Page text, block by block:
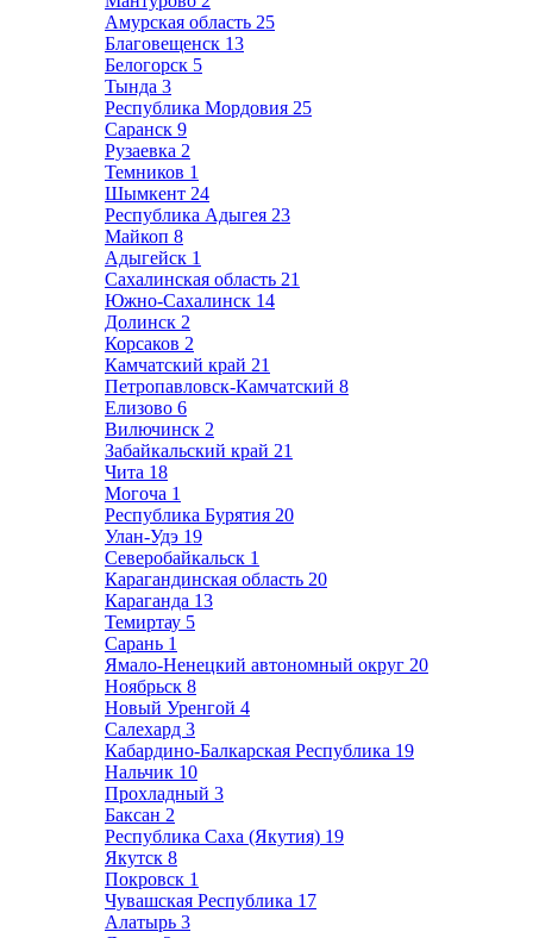
Амурская область 25
Благовещенск 13
Белогорск 5
Тында 3
Республика Мордовия 25
Саранск 9
Рузаевка 2
Темников 1
Шымкент 24
Республика Адыгея 23
Майкоп 8
Адыгейск 1
Сахалинская область 21
Южно-Сахалинск 14
Долинск 2
Корсаков 2
Камчатский край 21
Петропавловск-Камчатский 8
Елизово 6
Вилючинск 2
Забайкальский край 21
Чита 18
Могоча 1
Республика Бурятия 20
Улан-Удэ 19
Северобайкальск 1
Карагандинская область 20
Караганда 13
Темиртау 5
Сарань 1
Ямало-Ненецкий автономный округ 20
Ноябрьск 8
Новый Уренгой 4
Салехард 3
Кабардино-Балкарская Республика 19
Нальчик 10
Прохладный 3
Баксан 2
Республика Саха (Якутия) 19
Якутск 8
Покровск 1
Чувашская Республика 17
Алатырь 3